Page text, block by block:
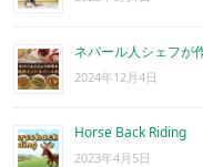
ネパール人シェフが
2024年12月4日
Horse Back Riding
2023年4月5日